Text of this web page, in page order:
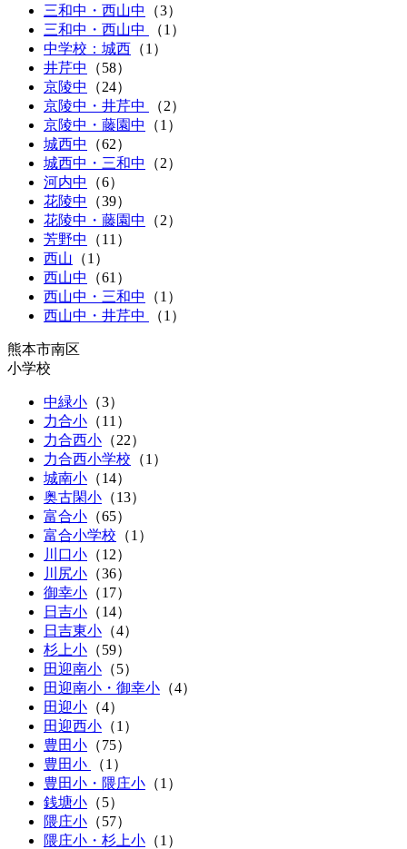
三和中・西山中
（3）
三和中・西山中
（1 ）
中学校：城西 （1）
井芹中
（58）
京陵中
（24）
京陵中・井芹中
（2）
京陵中・藤園中
（1 ）
城西中
（62）
城西中・三和中
（2）
河内中
（6）
花陵中
（39）
花陵中・藤園中
（2）
芳野中
（11 ）
西山 （1）
西山中
（61 ）
西山中・三和中
（1 ）
西山中・井芹中
（1 ）
熊本市南区
小学校
中緑小 （3）
力合小 （11 ）
力合西小 （22）
力合西小学校 （1）
城南小 （14）
奥古閑小 （13）
富合小 （65）
富合小学校 （1）
川口小 （12）
川尻小 （36）
御幸小 （17）
日吉小 （14）
日吉東小 （4）
杉上小 （59）
田迎南小 （5）
田迎南小・御幸小 （4）
田迎小 （4）
田迎西小 （1 ）
豊田小 （75）
豊田小
（1 ）
豊田小・隈庄小 （1 ）
銭塘小 （5）
隈庄小 （57）
隈庄小・杉上小 （1 ）